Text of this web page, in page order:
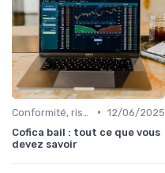
• 12/06/2025
Cofica bail : tout ce que vous
devez savoir